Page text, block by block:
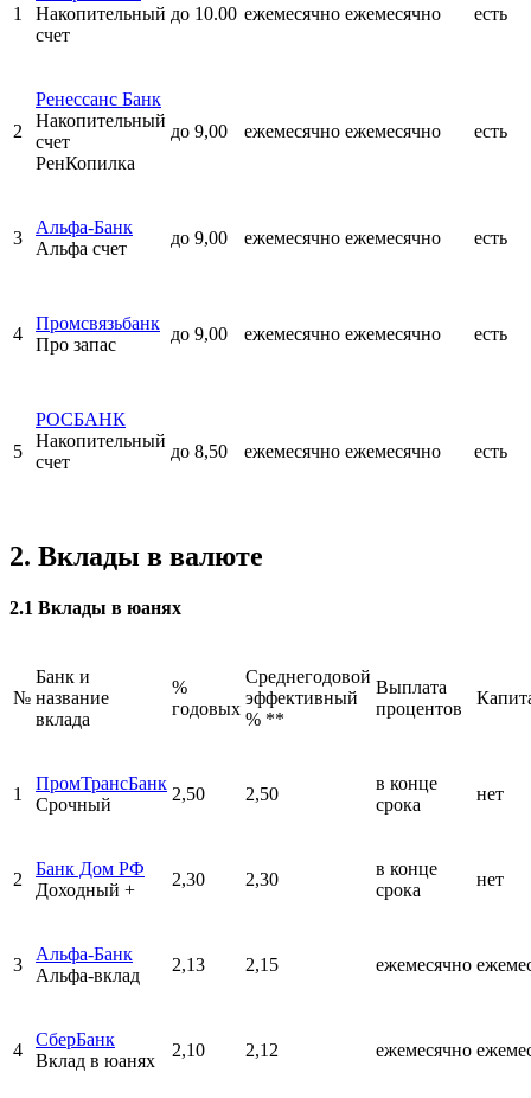
1
Накопительный
счет
до 10.00 ежемесячно ежемесячно есть
2
Ренессанс Банк
Накопительный
счет
РенКопилка
до 9,00 ежемесячно ежемесячно есть
3
Альфа-Банк
Альфа счет
до 9,00 ежемесячно ежемесячно есть
4
Промсвязьбанк
Про запас
до 9,00 ежемесячно ежемесячно есть
5
РОСБАНК
Накопительный
счет
до 8,50 ежемесячно ежемесячно есть
2. Вклады в валюте
2.1 Вклады в юанях
№
Банк и
название
вклада
%
годовых
Среднегодовой
эффективный
% **
Выплата
процентов
1
ПромТрансБанк
Срочный
2,50 2,50
в конце
срока
нет
2
Банк Дом РФ
Доходный +
2,30 2,30
в конце
срока
нет
3
Альфа-Банк
Альфа-вклад
2,13 2,15 ежемесячно
4
СберБанк
Вклад в юанях
2,10 2,12 ежемесячно